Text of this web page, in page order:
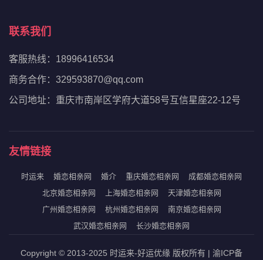
联系我们
客服热线：18996416534
商务合作：329593870@qq.com
公司地址：重庆市南岸区学府大道58号互信星座22-12号
友情链接
时运来 婚恋相亲网 婚介 重庆婚恋相亲网
成都婚恋相亲网
北京婚恋相亲网
上海婚恋相亲网
天津婚恋相亲网
广州婚恋相亲网
杭州婚恋相亲网
南京婚恋相亲网
武汉婚恋相亲网
长沙婚恋相亲网
Copyright © 2013-2025 时运来-好运优缘 版权所有 | 渝ICP备